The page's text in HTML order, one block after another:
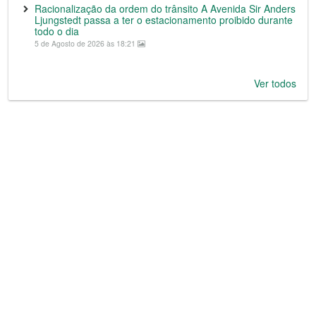
Racionalização da ordem do trânsito A Avenida Sir Anders
Ljungstedt passa a ter o estacionamento proibido durante
todo o dia
5 de Agosto de 2026 às 18:21
Ver todos